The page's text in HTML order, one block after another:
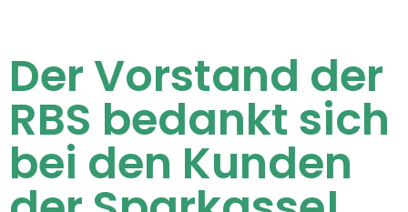
Der Vorstand der
RBS bedankt sich
bei den Kunden